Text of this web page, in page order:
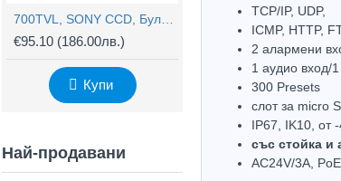
€95.10 (186.00лв.)
Купи
(77.52лв.)
Купи
Най-продавани
TCP/IP, UDP,
ICMP, HTTP,
2 aлармени
1 аудио вход/1
300 Presets
слот за micro
IP67, IK10, от
със стойка и
AC24V/3A,